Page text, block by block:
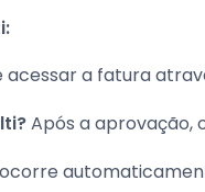
acessar a fatura
Após a aprovação,